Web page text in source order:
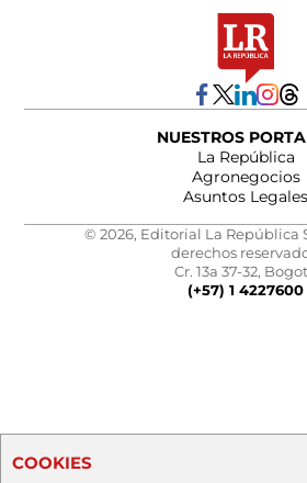
NUESTROS
La República
Agronegocios
Asuntos Legales
© 2026, Editorial La República
derechos
Cr. 13a 37-32,
(+57) 1 4227600
COOKIES